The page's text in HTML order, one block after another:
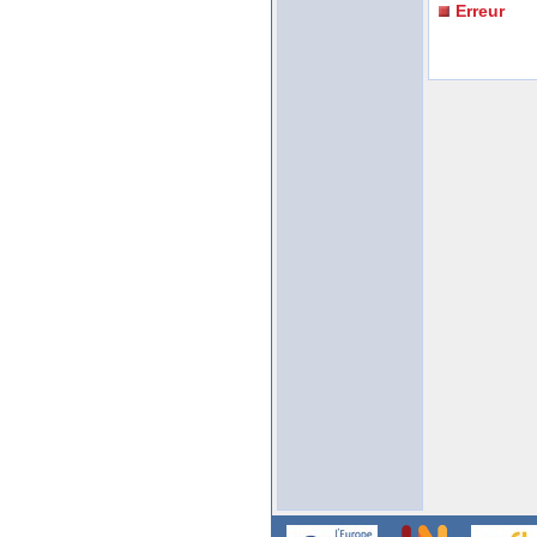
Erreur